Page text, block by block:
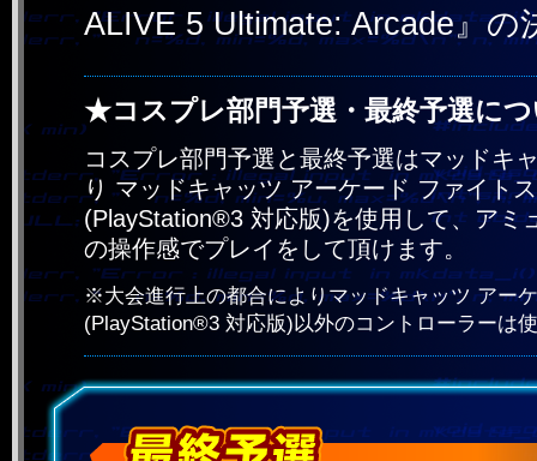
ALIVE 5 Ultimate: Arcade』の
★コスプレ部門予選・最終予選に
コスプレ部門予選と最終予選はマッドキ
り マッドキャッツ アーケード ファイト
(PlayStation®3 対応版)を使用して、アミ
の操作感でプレイをして頂けます。
※大会進行上の都合によりマッドキャッツ アー
(PlayStation®3 対応版)以外のコントローラーは